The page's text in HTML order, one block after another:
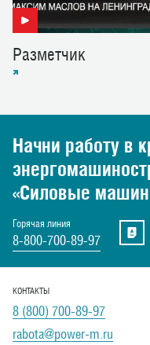
Разметчик
Начни работу в
«Силовые
Горячая линия
8-800-700-89-97
КОНТАКТЫ
8 (800) 700-89-97
rabota@power-m.ru